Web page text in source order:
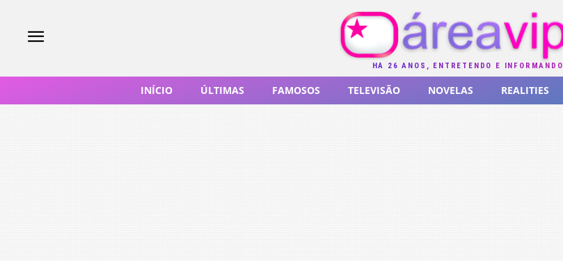
HÁ 26 ANOS, ENTRETENDO E INFORMANDO
INÍCIO ÚLTIMAS FAMOSOS TELEVISÃO NOVELAS REALITIES